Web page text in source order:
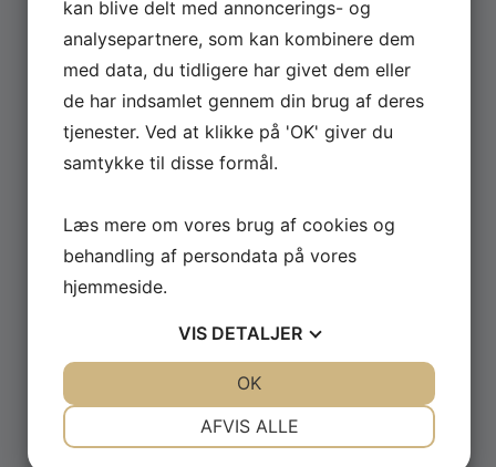
up show ‘Dopeman’ – og nu kan showet altså endelig
ses på TV 2 Play. Du kan streame showet allerede nu
lige her. Her kan du opleve David Minerba tage
publikum med ind i sit liv som komiker og rapper med
ærlige og sjove fortællinger om […]
Læs mere
kan blive delt med annoncerings- og
analysepartnere, som kan kombinere dem
med data, du tidligere har givet dem eller
de har indsamlet gennem din brug af deres
tjenester. Ved at klikke på 'OK' giver du
samtykke til disse formål.
Læs mere om vores brug af cookies og
behandling af persondata på vores
hjemmeside.
VIS DETALJER
AFVIS ALLE
OK